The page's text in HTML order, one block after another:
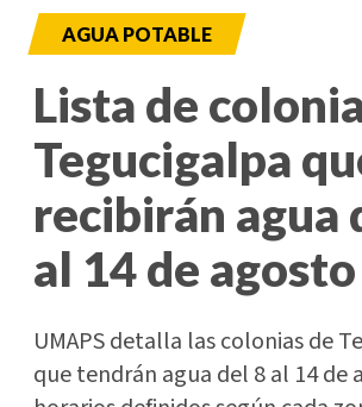
AGUA POTABLE
Lista de
Tegucigalpa
recibirán agua
al 14 de agosto
UMAPS detalla las colonias de
que tendrán agua del 8 al 14 de